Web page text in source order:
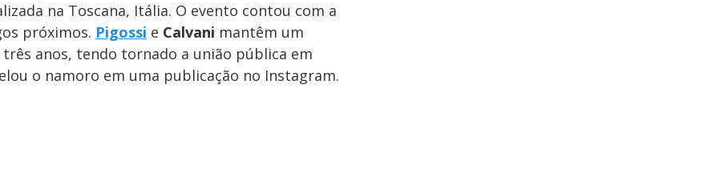
na Toscana, Itália. O evento contou com a
próximos. Pigossi e Calvani mantêm um
anos, tendo tornado a união pública em
o namoro em uma publicação no Instagram.